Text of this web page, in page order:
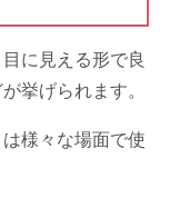
に見える形で良
挙げられます。
様々な場面で使